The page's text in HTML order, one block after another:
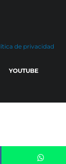
de privacidad
YOUTUBE